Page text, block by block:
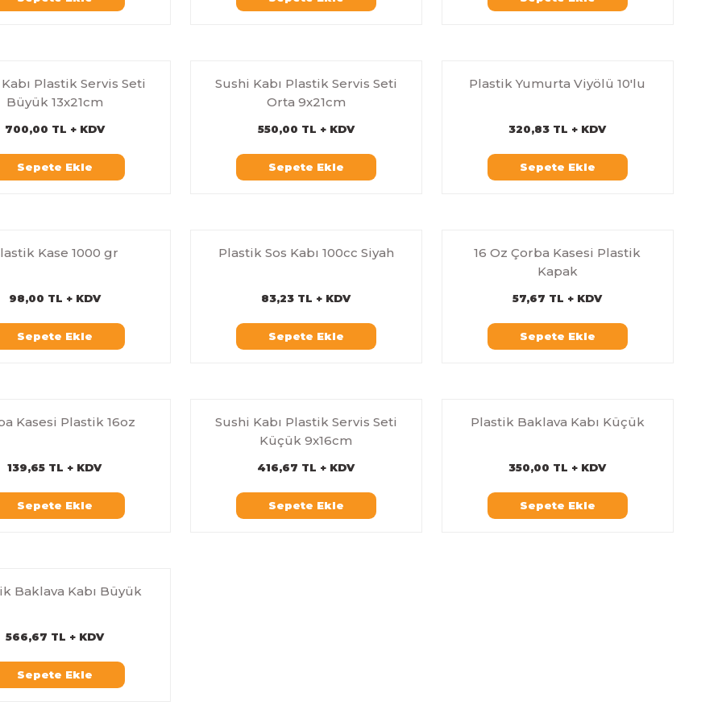
Plastik Servis Seti
Büyük 13x21cm
700,00 TL + KDV
Sepete Ekle
Sushi Kabı Plastik Servis Seti
Orta 9x21cm
550,00 TL + KDV
Sepete Ekle
Plastik Yumurta Viyölü 10'lu
320,83 TL + KDV
Sepete Ekle
Kase 1000 gr
98,00 TL + KDV
Sepete Ekle
Plastik Sos Kabı 100cc Siyah
83,23 TL + KDV
Sepete Ekle
16 Oz Çorba Kasesi Plastik
Kapak
57,67 TL + KDV
Sepete Ekle
Kasesi Plastik 16oz
139,65 TL + KDV
Sepete Ekle
Sushi Kabı Plastik Servis Seti
Küçük 9x16cm
416,67 TL + KDV
Sepete Ekle
Plastik Baklava Kabı Küçük
350,00 TL + KDV
Sepete Ekle
Baklava Kabı Büyük
566,67 TL + KDV
Sepete Ekle